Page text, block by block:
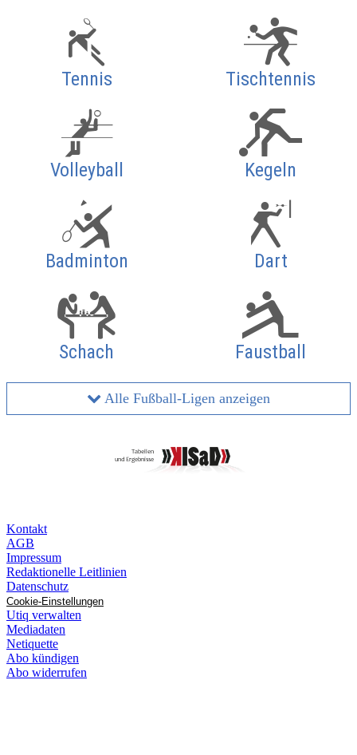
Tennis Tischtennis
Volleyball Kegeln
Badminton Dart
Schach Faustball
Alle Fußball-Ligen anzeigen
Kontakt
AGB
Impressum
Redaktionelle Leitlinien
Datenschutz
Cookie-Einstellungen
Utiq verwalten
Mediadaten
Netiquette
Abo kündigen
Abo widerrufen